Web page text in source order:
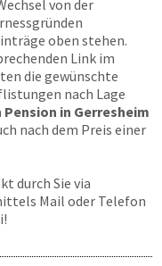
von der
oben stehen.
Link im
die gewünschte
nach Lage
in Gerresheim
nach dem Preis einer
durch Sie via
Mail oder Telefon